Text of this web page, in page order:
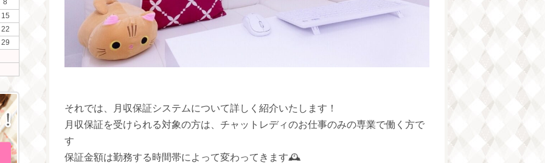
それでは、月収保証システムについて詳しく紹介いたします！
月収保証を受けられる対象の方は、チャットレディのお仕事のみの専業で働く方で
す
保証金額は勤務する時間帯によって変わってきます🕰
8
15
22
29